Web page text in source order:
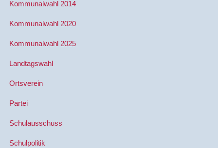
Kommunalwahl 2014
Kommunalwahl 2020
Kommunalwahl 2025
Landtagswahl
Ortsverein
Partei
Schulausschuss
Schulpolitik